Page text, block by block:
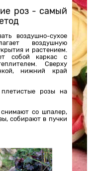
роз - самый
воздушно-сухое
воздушную
и растением.
собой каркас с
Сверху
нижний край
розы на
со шпалер,
собирают в пучки